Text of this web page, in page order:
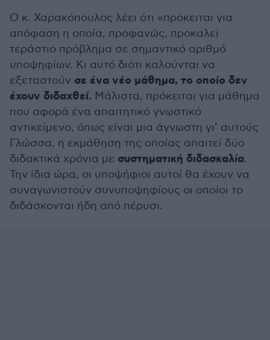
Ο κ. Χαρακόπουλος λέει ότι «πρόκειται για
απόφαση η οποία, προφανώς, προκαλεί
τεράστιο πρόβλημα σε σημαντικό αριθμό
υποψηφίων. Κι αυτό διότι καλούνται να
εξεταστούν σε ένα νέο μάθημα, το οποίο δεν
έχουν διδαχθεί. Μάλιστα, πρόκειται για μάθημα
που αφορά ένα απαιτητικό γνωστικό
αντικείμενο, όπως είναι μια άγνωστη γι’ αυτούς
Γλώσσα, η εκμάθηση της οποίας απαιτεί δύο
διδακτικά χρόνια με συστηματική διδασκαλία.
Την ίδια ώρα, οι υποψήφιοι αυτοί θα έχουν να
συναγωνιστούν συνυποψηφίους οι οποίοι το
διδάσκονται ήδη από πέρυσι.